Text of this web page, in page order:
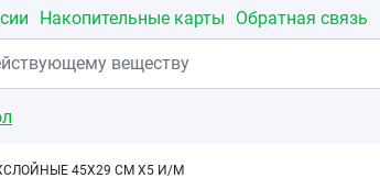
Накопительные карты Обратная связь
45Х29 СМ Х5 И/М